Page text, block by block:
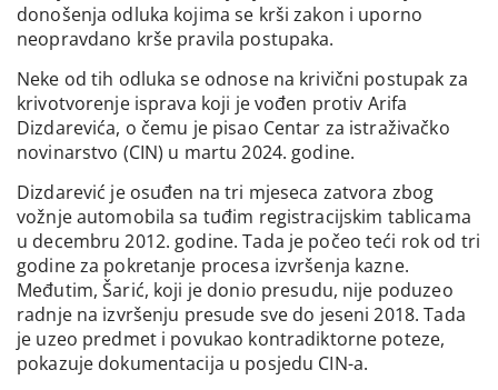
donošenja odluka kojima se krši zakon i uporno
neopravdano krše pravila postupaka.
Neke od tih odluka se odnose na krivični postupak za
krivotvorenje isprava koji je vođen protiv Arifa
Dizdarevića, o čemu je pisao Centar za istraživačko
novinarstvo (CIN) u martu 2024. godine.
Dizdarević je osuđen na tri mjeseca zatvora zbog
vožnje automobila sa tuđim registracijskim tablicama
u decembru 2012. godine. Tada je počeo teći rok od tri
godine za pokretanje procesa izvršenja kazne.
Međutim, Šarić, koji je donio presudu, nije poduzeo
radnje na izvršenju presude sve do jeseni 2018. Tada
je uzeo predmet i povukao kontradiktorne poteze,
pokazuje dokumentacija u posjedu CIN-a.